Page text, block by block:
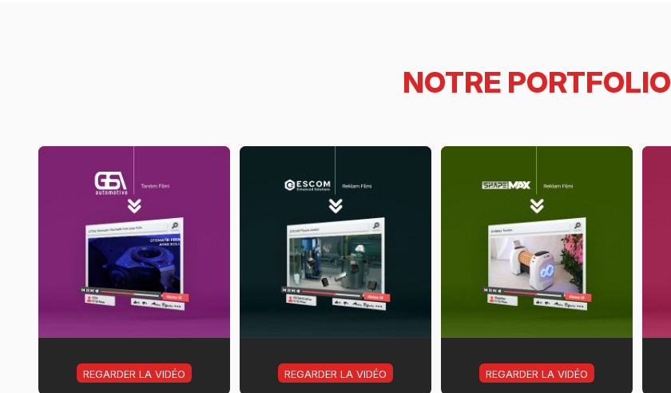
NOTRE PORTFOLIO
REGARDER LA VIDÉO REGARDER LA VIDÉO REGARDER LA VIDÉO